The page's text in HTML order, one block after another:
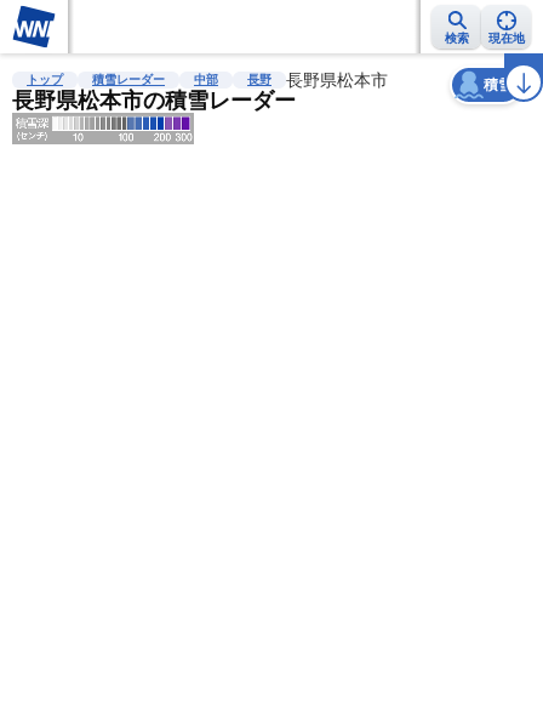
検索 現在地
雨雲レーダー 台風情報 地震情報 警報・注意報 2週間天気 ラ
トップ 積雪レーダー 中部 長野 長野県松本市
長野県松本市の積雪レーダー
積雪
天気 台風